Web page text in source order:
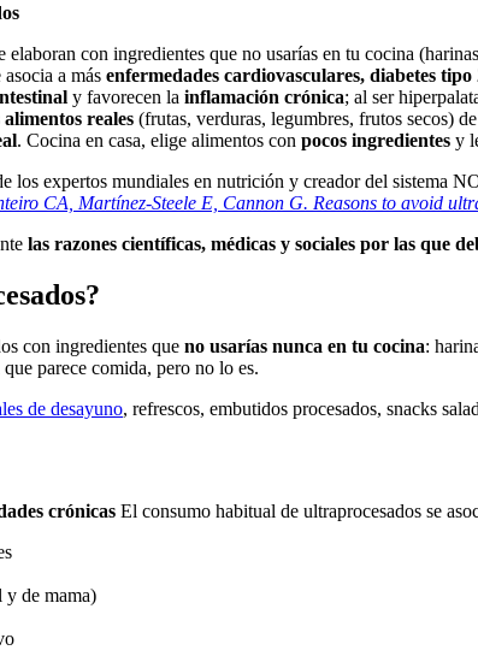
elaboran con ingredientes que no usarías en tu cocina
a más enfermedades cardiovasculares, diabetes tipo
y favorecen la inflamación crónica; al ser
reales (frutas, verduras, legumbres, frutos secos)
. Cocina en casa, elige alimentos con pocos ingredientes y
los expertos mundiales en nutrición y creador del sistema
CA, Martínez-Steele E, Cannon G. Reasons to avoid
las razones científicas, médicas y sociales por las que
con ingredientes que no usarías nunca en tu cocina:
parece comida, pero no lo es.
de desayuno, refrescos, embutidos procesados, snacks
crónicas El consumo habitual de ultraprocesados se
y de mama)